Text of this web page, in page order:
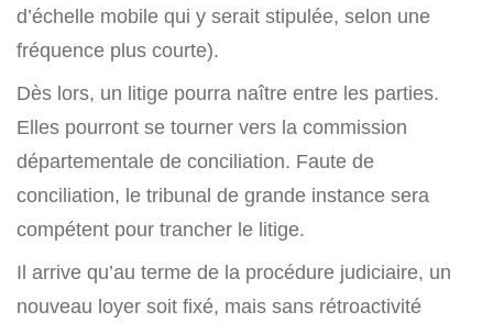
d’échelle mobile qui y serait stipulée, selon une
fréquence plus courte).
Dès lors, un litige pourra naître entre les parties.
Elles pourront se tourner vers la commission
départementale de conciliation. Faute de
conciliation, le tribunal de grande instance sera
compétent pour trancher le litige.
Il arrive qu’au terme de la procédure judiciaire, un
nouveau loyer soit fixé, mais sans rétroactivité